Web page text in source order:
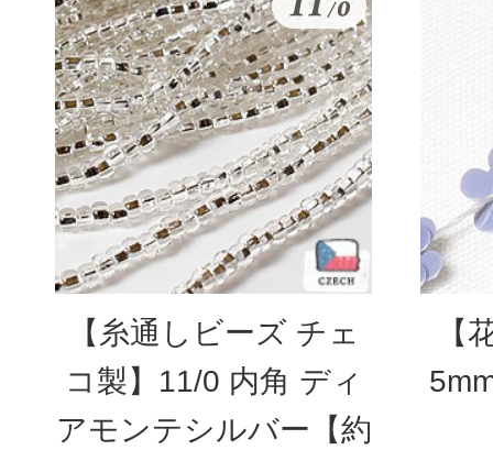
【糸通しビーズ チェ
コ製】11/0 内角 ディ
アモンテシルバー【約
【